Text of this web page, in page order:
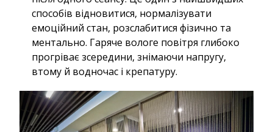
способів відновитися, нормалізувати
емоційний стан, розслабитися фізично та
ментально. Гаряче вологе повітря глибоко
прогріває зсередини, знімаючи напругу,
втому й водночас і крепатуру.